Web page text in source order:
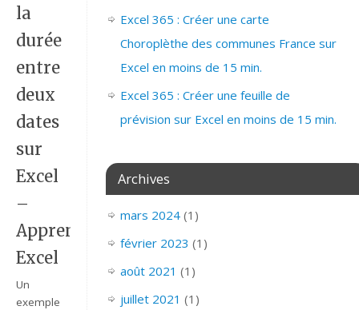
la
durée
entre
deux
dates
sur
Excel
–
Apprendre
Excel
Un
exemple
Excel 365 : Créer une carte
Choroplèthe des communes France sur
Excel en moins de 15 min.
Excel 365 : Créer une feuille de
prévision sur Excel en moins de 15 min.
Archives
mars 2024(1)
février 2023 (1)
août 2021 (1)
juillet 2021 (1)